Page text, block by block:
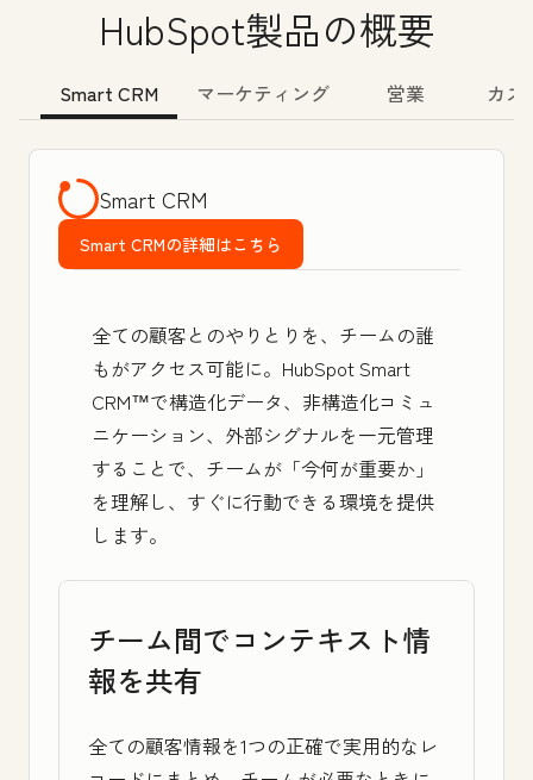
HubSpot製品の概要
Smart CRM マーケティング 営業 カス
Smart CRM
全ての顧客とのやりとりを、チームの誰
もがアクセス可能に。 HubSpot Smart
CRM™で構造化データ、非構造化コミュ
ニケーション、外部シグナルを一元管理
することで、チームが「今何が重要か」
を理解し、すぐに行動できる環境を提供
します。
チーム間でコンテキスト情
報を共有
全ての顧客情報を1つの正確で実用的なレ
Smart CRMの詳細はこちら